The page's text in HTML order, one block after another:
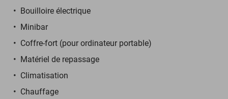
Bouilloire électrique
Minibar
Coffre-fort (pour ordinateur portable)
Matériel de repassage
Climatisation
Chauffage